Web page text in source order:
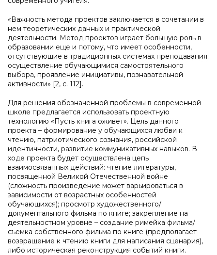
«Важность метода проектов заключается в сочетании в
нем теоретических данных и практической
деятельности. Метод проектов играет большую роль в
образовании еще и потому, что имеет особенности,
отсутствующие в традиционных системах преподавания:
осуществление обучающимися самостоятельного
выбора, проявление инициативы, познавательной
активности» [2, с. 112].
Для решения обозначенной проблемы в современной
школе предлагается использовать проектную
технологию «Пусть книга оживет». Цель данного
проекта – формирование у обучающихся любви к
чтению, патриотического сознания, российской
идентичности, развитие коммуникативных навыков. В
ходе проекта будет осуществлена цепь
взаимосвязанных действий: чтение литературы,
посвященной Великой Отечественной войне
(сложность произведение может варьироваться в
зависимости от возрастных особенностей
обучающихся); просмотр художественного/
документального фильма по книге; закрепление на
деятельностном уровне – создание римейка фильма/
съемка собственного фильма по книге (предполагает
возвращение к чтению книги для написания сценария),
либо историческая реконструкция событий книги.